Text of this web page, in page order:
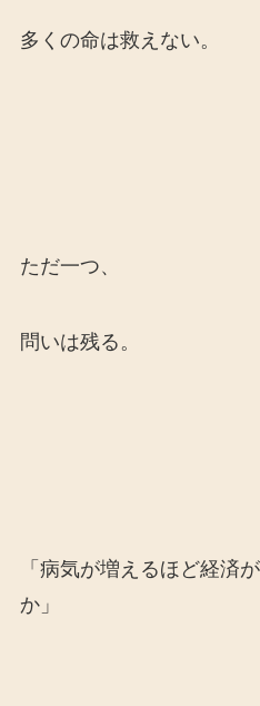
多くの命は救えない。
ただ一つ、
問いは残る。
「病気が増えるほど経済
か」